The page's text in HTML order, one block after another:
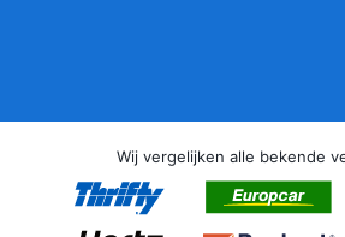
Wij vergelijken alle bekende